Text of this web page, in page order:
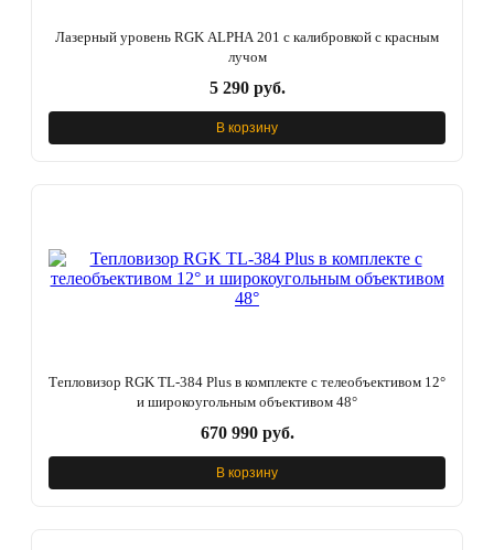
Лазерный уровень RGK ALPHA 201 с калибровкой с красным
лучом
5 290 руб.
В корзину
Тепловизор RGK TL-384 Plus в комплекте с телеобъективом 12°
и широкоугольным объективом 48°
670 990 руб.
В корзину